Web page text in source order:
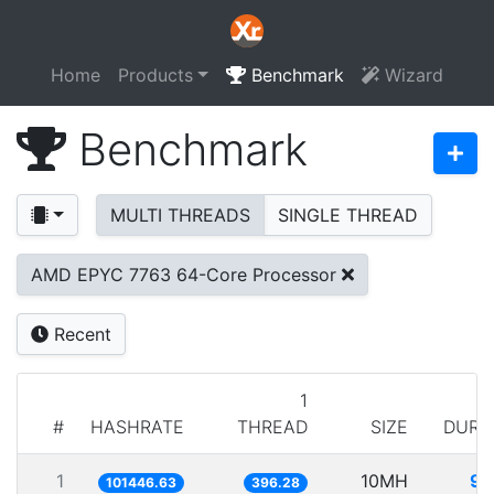
Home Products Benchmark Wizard
Benchmark
MULTI THREADS SINGLE THREAD
AMD EPYC 7763 64-Core Processor
Recent
# HASHRATE
1
THREAD
SIZE
1 101446.63 396.28 10MH